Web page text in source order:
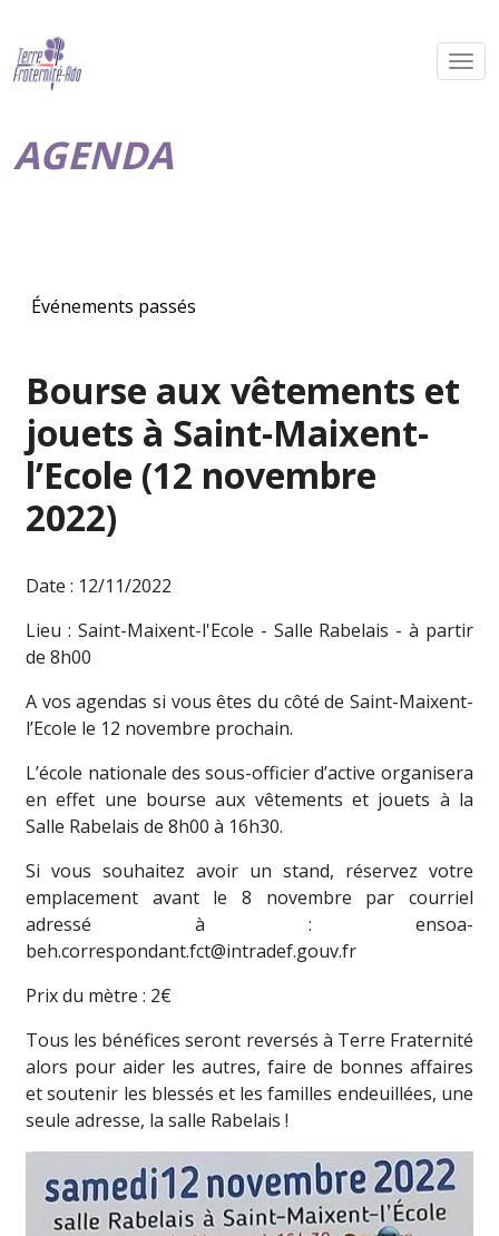
AGENDA
Événements passés
Bourse aux vêtements et
jouets à Saint-Maixent-
l’Ecole (12 novembre
2022)
Date : 12/11/2022
Lieu : Saint-Maixent-l'Ecole - Salle Rabelais - à partir
de 8h00
A vos agendas si vous êtes du côté de Saint-Maixent-
l’Ecole le 12 novembre prochain.
L’école nationale des sous-officier d’active organisera
en effet une bourse aux vêtements et jouets à la
Salle Rabelais de 8h00 à 16h30.
Si vous souhaitez avoir un stand, réservez votre
emplacement avant le 8 novembre par courriel
adressé à : ensoa-
beh.correspondant.fct@intradef.gouv.fr
Prix du mètre : 2€
Tous les bénéfices seront reversés à Terre Fraternité
alors pour aider les autres, faire de bonnes affaires
et soutenir les blessés et les familles endeuillées, une
seule adresse, la salle Rabelais !